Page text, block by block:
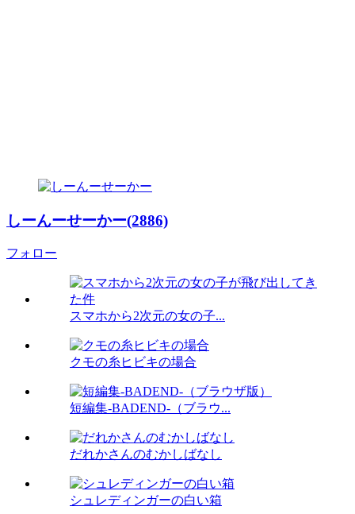
しーんーせーかー(2886)
フォロー
スマホから2次元の女の子...
クモの糸ヒビキの場合
短編集-BADEND-（ブラウ...
だれかさんのむかしばなし
シュレディンガーの白い箱